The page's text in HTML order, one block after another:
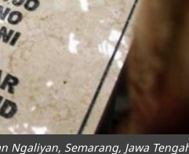
Semarang, Jawa